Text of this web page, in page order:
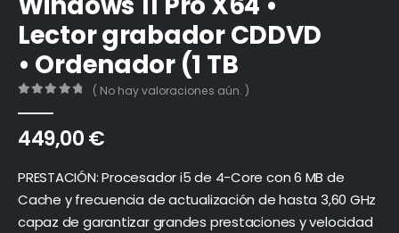
Lector grabador CDDVD
• Ordenador (1 TB
( No hay valoraciones aún. )
449,00€
PRESTACIÓN: Procesador i5 de 4-Core con 6 MB de
Cache y frecuencia de actualización de hasta 3,60 GHz
capaz de garantizar grandes prestaciones y velocidad